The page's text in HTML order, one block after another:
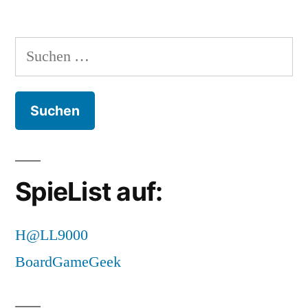
Hauen
Stechen!
Suchen
nach:
SpieList auf:
H@LL9000
BoardGameGeek